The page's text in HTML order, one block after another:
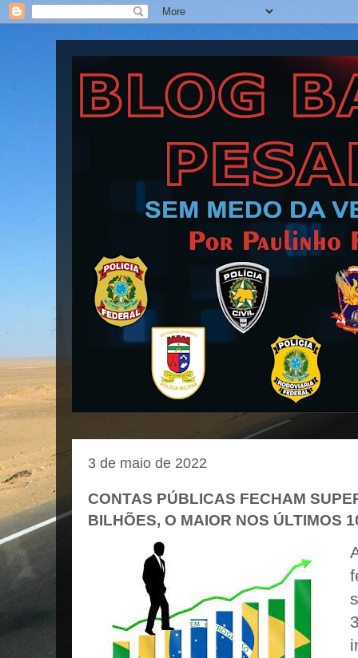
Blog Barra Pesada
3 de maio de 2022
CONTAS PÚBLICAS FECHAM
BILHÕES, O MAIOR NOS ÚLTIMOS